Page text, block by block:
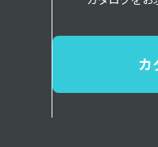
カ